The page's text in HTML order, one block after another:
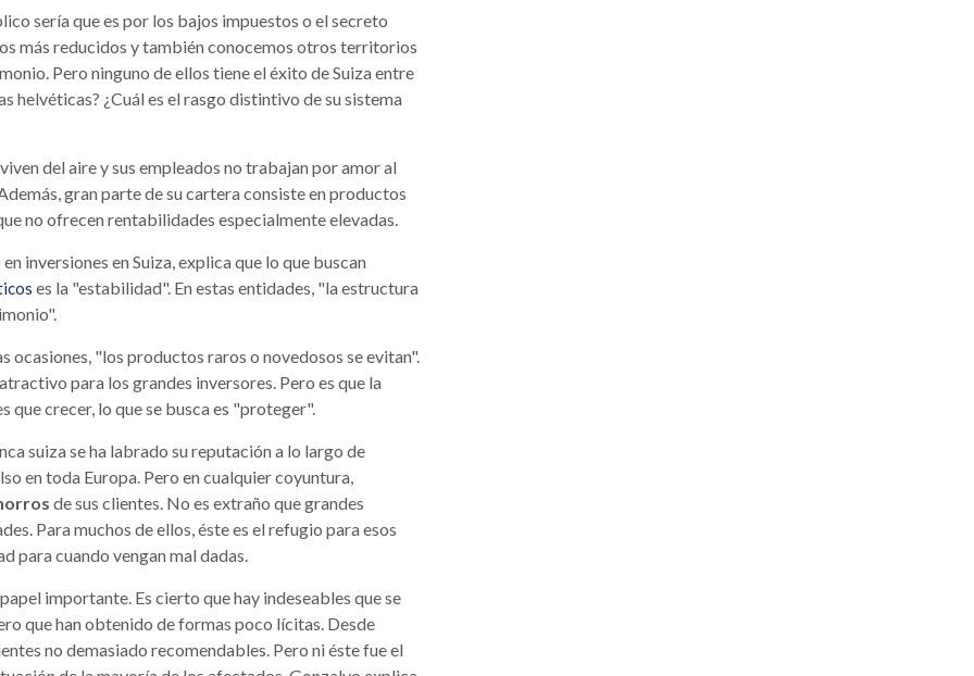
sería que es por los bajos impuestos o el secreto
más reducidos y también conocemos otros territorios
Pero ninguno de ellos tiene el éxito de Suiza entre
helvéticas? ¿Cuál es el rasgo distintivo de su sistema
del aire y sus empleados no trabajan por amor al
gran parte de su cartera consiste en productos
no ofrecen rentabilidades especialmente elevadas.
inversiones en Suiza, explica que lo que buscan
es la "estabilidad". En estas entidades, "la estructura
ocasiones, "los productos raros o novedosos se evitan".
para los grandes inversores. Pero es que la
que crecer, lo que se busca es "proteger".
suiza se ha labrado su reputación a lo largo de
en toda Europa. Pero en cualquier coyuntura,
de sus clientes. No es extraño que grandes
Para muchos de ellos, éste es el refugio para esos
para cuando vengan mal dadas.
importante. Es cierto que hay indeseables que se
que han obtenido de formas poco lícitas. Desde
no demasiado recomendables. Pero ni éste fue el